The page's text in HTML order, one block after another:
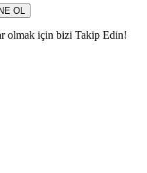
OL
olmak için bizi Takip Edin!